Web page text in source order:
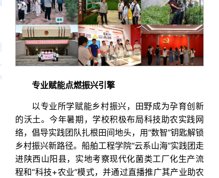
专业赋能点燃振兴引擎
以专业所学赋能乡村振兴，田野成为孕育创新
的沃土。今年暑期，学校积极布局科技助农实践网
络，倡导实践团队扎根田间地头，用“数智”钥匙解锁
乡村振兴新路径。船舶工程学院“云系山海”实践团走
进陕西山阳县，实地考察现代化菌类工厂化生产流
程和“科技+农业”模式，并通过直播推广其产业助农